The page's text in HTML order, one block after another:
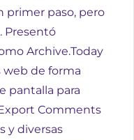
primer paso, pero
Presentó
Archive.Today
web de forma
pantalla para
Comments
y diversas